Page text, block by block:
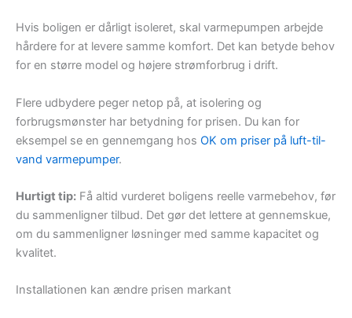
Hvis boligen er dårligt isoleret, skal varmepumpen arbejde
hårdere for at levere samme komfort. Det kan betyde behov
for en større model og højere strømforbrug i drift.
Flere udbydere peger netop på, at isolering og
forbrugsmønster har betydning for prisen. Du kan for
eksempel se en gennemgang hos OK om priser på luft-til-
vand varmepumper.
Hurtigt tip: Få altid vurderet boligens reelle varmebehov, før
du sammenligner tilbud. Det gør det lettere at gennemskue,
om du sammenligner løsninger med samme kapacitet og
kvalitet.
Installationen kan ændre prisen markant